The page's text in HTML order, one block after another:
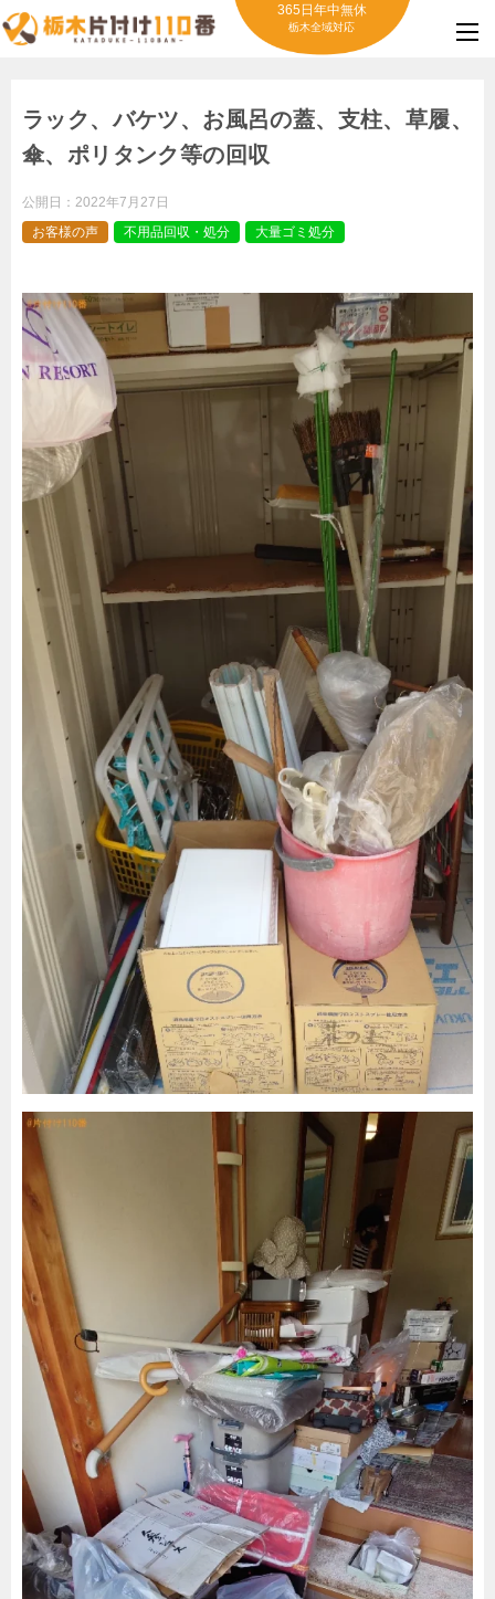
365日年中無休
栃木全域対応
ラック、バケツ、お風呂の蓋、支柱、草履、
傘、ポリタンク等の回収
公開日： 2022年7月27日
お客様の声
不用品回収・処分 大量ゴミ処分